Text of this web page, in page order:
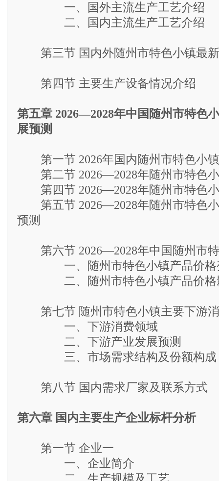
一、国外主流生产工艺介绍
二、国内主流生产工艺介绍
第三节 国内外随州市特色小镇最新
第四节 主要生产设备情况介绍
第五章 2026—2028年中国随州市特色
展预测
第一节 2026年国内随州市特色小镇
第二节 2026—2028年随州市特色小
第四节 2026—2028年随州市特色小
第五节 2026—2028年随州市特色小
预测
第六节 2026—2028年中国随州市特
一、随州市特色小镇产品价格
二、随州市特色小镇产品价格
第七节 随州市特色小镇主要下游消
一、下游消费领域
二、下游产业发展预测
三、市场需求结构及份额构成
第八节 国内需求厂家及联系方式
第六章 国内主要生产企业标杆分析
第一节 企业一
一、企业简介